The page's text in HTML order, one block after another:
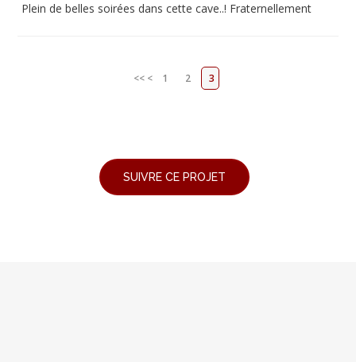
Plein de belles soirées dans cette cave..! Fraternellement
<< < 1 2 3